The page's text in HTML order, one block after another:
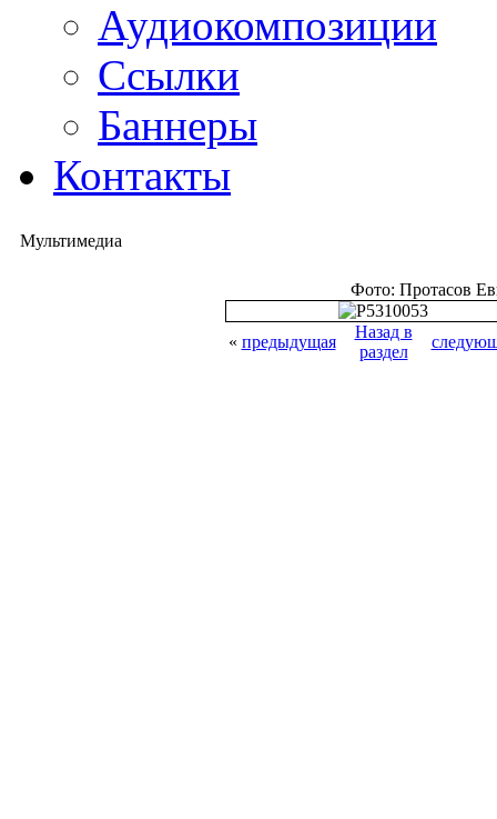
Аудиокомпозиции
Ссылки
Баннеры
Контакты
Мультимедиа
Фото: Протасов
« предыдущая
Назад в
раздел